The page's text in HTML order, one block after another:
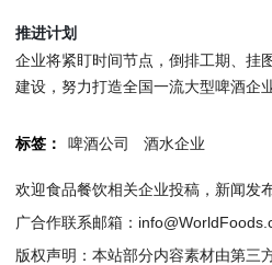
推进计划
企业将紧盯时间节点，倒排工期、挂
建设，努力打造全国一流大型啤酒企
标签： 啤酒公司 酒水企业
欢迎食品餐饮相关企业投稿，新闻发
广合作联系邮箱：
版权声明：本站部分内容素材由第三